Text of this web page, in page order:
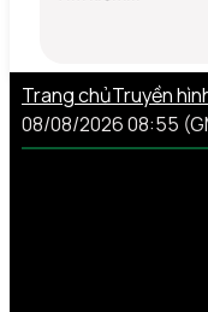
Trang chủTruyền
08/08/2026 08:55